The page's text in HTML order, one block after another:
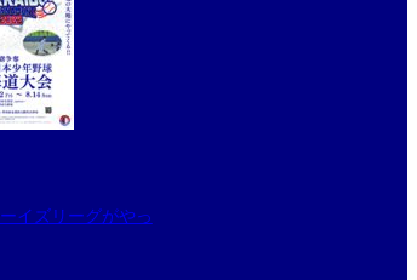
イズリーグがやっ